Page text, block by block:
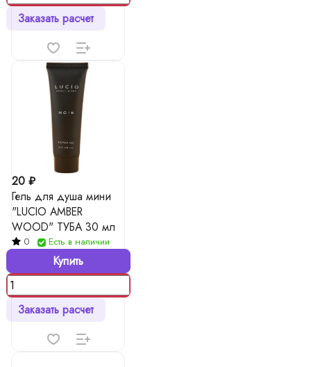
Заказать расчет
20 ₽
Гель для душа мини
"LUCIO AMBER
WOOD" ТУБА 30 мл
0 Есть в наличии
Купить
Заказать расчет